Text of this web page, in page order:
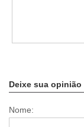
Deixe sua opinião
Nome: